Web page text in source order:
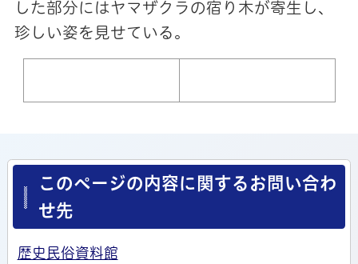
した部分にはヤマザクラの宿り木が寄生し、
珍しい姿を見せている。
このページの内容に関するお問い合わ
せ先
歴史民俗資料館